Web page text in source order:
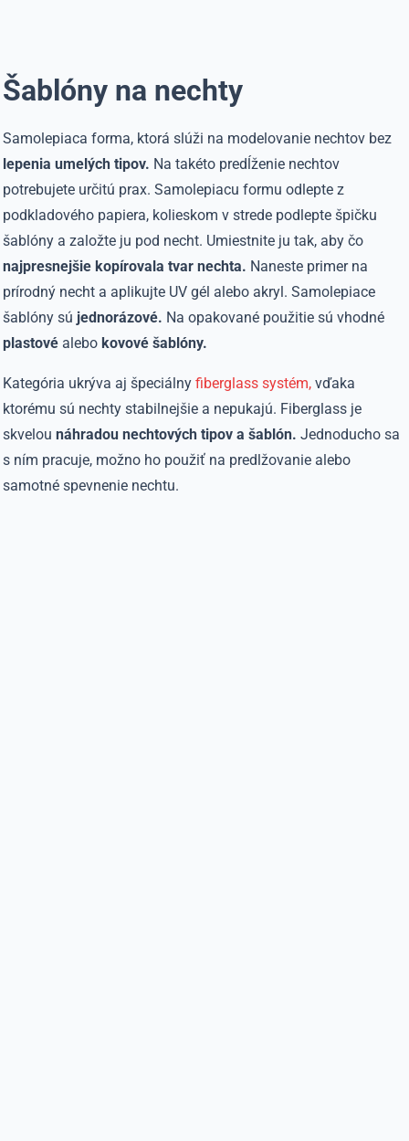
Šablóny na nechty
Samolepiaca forma, ktorá slúži na modelovanie nechtov bez
lepenia umelých tipov. Na takéto predĺženie nechtov
potrebujete určitú prax. Samolepiacu formu odlepte z
podkladového papiera, kolieskom v strede podlepte špičku
šablóny a založte ju pod necht. Umiestnite ju tak, aby čo
najpresnejšie kopírovala tvar nechta. Naneste primer na
prírodný necht a aplikujte UV gél alebo akryl. Samolepiace
šablóny sú jednorázové. Na opakované použitie sú vhodné
plastové alebokovové šablóny.
Kategória ukrýva aj špeciálnyfiberglass systém, vďaka
ktorému sú nechty stabilnejšie a nepukajú. Fiberglass je
skvelounáhradou nechtových tipov a šablón. Jednoducho sa
s ním pracuje, možno ho použiť na predlžovanie alebo
samotné spevnenie nechtu.